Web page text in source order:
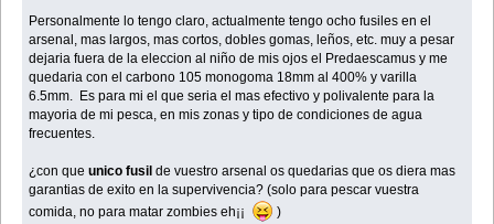
Personalmente lo tengo claro, actualmente tengo ocho fusiles en el
arsenal, mas largos, mas cortos, dobles gomas, leños, etc. muy a pesar
dejaria fuera de la eleccion al niño de mis ojos el Predaescamus y me
quedaria con el carbono 105 monogoma 18mm al 400% y varilla
6.5mm. Es para mi el que seria el mas efectivo y polivalente para la
mayoria de mi pesca, en mis zonas y tipo de condiciones de agua
frecuentes.
¿con queunico fusil de vuestro arsenal os quedarias que os diera mas
garantias de exito en la supervivencia? (solo para pescar vuestra
comida, no para matar zombies eh¡¡
)